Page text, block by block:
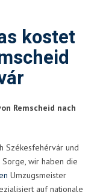
kostet
Remscheid nach
Székesfehérvár und
wir haben die
Umzugsmeister
auf nationale